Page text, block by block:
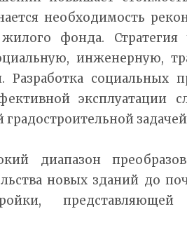
необходимость
фонда. Стратегия
инженерную,
Разработка социальных
эксплуатации
диапазон
новых зданий до
представляющей